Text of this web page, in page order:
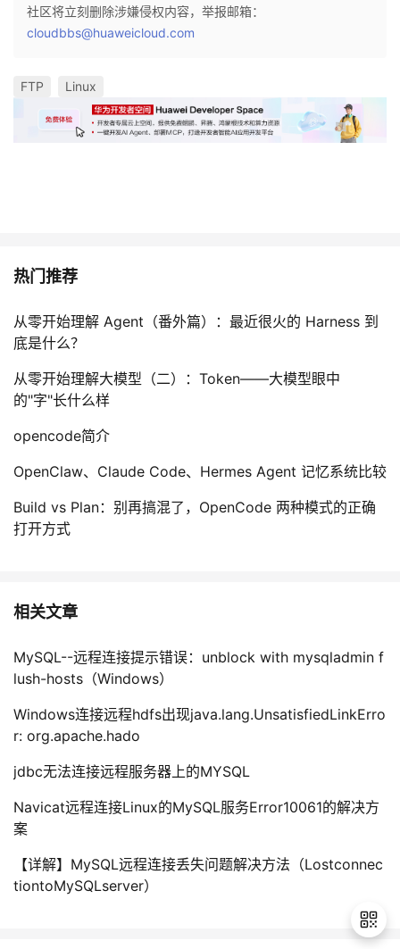
社区将立刻删除涉嫌侵权内容，举报邮箱：
cloudbbs@huaweicloud.com
FTP Linux
热门推荐
从零开始理解 Agent（番外篇）：最近很火的 Harness 到
底是什么？
从零开始理解大模型（二）：Token——大模型眼中
的"字"长什么样
opencode简介
OpenClaw、Claude Code、Hermes Agent 记忆系统比较
Build vs Plan：别再搞混了，OpenCode 两种模式的正确
打开方式
相关文章
MySQL--远程连接提示错误：unblock with mysqladmin f
lush-hosts（Windows）
Windows连接远程hdfs出现java.lang.UnsatisfiedLinkErro
r: org.apache.hado
jdbc无法连接远程服务器上的MYSQL
Navicat远程连接Linux的MySQL服务Error10061的解决方
案
【详解】MySQL远程连接丢失问题解决方法（Lostconnec
tiontoMySQLserver）